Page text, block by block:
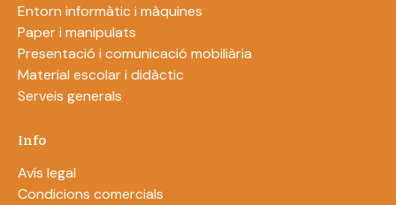
Entorn informàtic i màquines
Paper i manipulats
Presentació i comunicació mobiliària
Material escolar i didàctic
Serveis generals
Info
Avís legal
Condicions comercials